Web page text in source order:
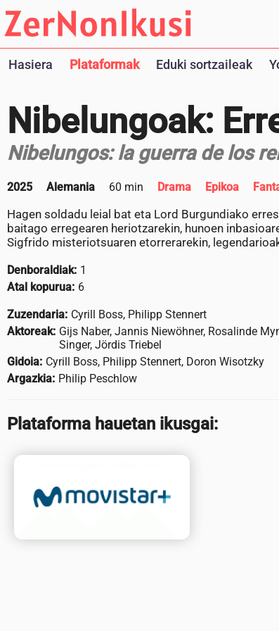
Hasiera Plataformak Eduki sortzaileak
Nibelungoak:
Nibelungos: la guerra de los
2025 Alemania 60 min Drama Epikoa
Hagen soldadu leial bat eta Lord Burgundiako
baitago erregearen heriotzarekin, hunoen
Sigfrido misteriotsuaren etorrerarekin,
Denboraldiak: 1
Atal kopurua: 6
Zuzendaria: Cyrill Boss, Philipp Stennert
Aktoreak: Gijs Naber, Jannis Niewöhner, Rosalinde
Singer, Jördis Triebel
Gidoia: Cyrill Boss, Philipp Stennert, Doron Wisotzky
Argazkia: Philip Peschlow
Plataforma hauetan ikusgai: